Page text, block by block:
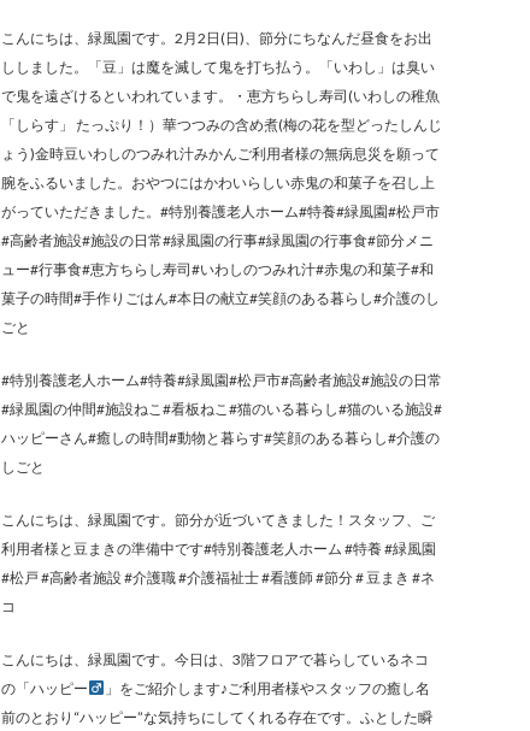
こんにちは、緑風園です。2月2日(日)、節分にちなんだ昼食をお出
ししました。「豆」は魔を滅して鬼を打ち払う。「いわし」は臭い
で鬼を遠ざけるといわれています。・恵方ちらし寿司(いわしの稚魚
「しらす」 たっぷり！）華つつみの含め煮(梅の花を型どったしんじ
ょう)金時豆いわしのつみれ汁みかんご利用者様の無病息災を願って
腕をふるいました。おやつにはかわいらしい赤鬼の和菓子を召し上
がっていただきました。#特別養護老人ホーム#特養#緑風園#松戸市
#高齢者施設#施設の日常#緑風園の行事#緑風園の行事食#節分メニ
ュー#行事食#恵方ちらし寿司#いわしのつみれ汁#赤鬼の和菓子#和
菓子の時間#手作りごはん#本日の献立#笑顔のある暮らし#介護のし
ごと
#特別養護老人ホーム#特養#緑風園#松戸市#高齢者施設#施設の日常
#緑風園の仲間#施設ねこ#看板ねこ#猫のいる暮らし#猫のいる施設#
ハッピーさん#癒しの時間#動物と暮らす#笑顔のある暮らし#介護の
しごと
こんにちは、緑風園です。節分が近づいてきました！スタッフ、ご
利用者様と豆まきの準備中です#特別養護老人ホーム #特養 #緑風園
#松戸 #高齢者施設 #介護職 #介護福祉士 #看護師 #節分 # 豆まき #ネ
コ
こんにちは、緑風園です。今日は、3階フロアで暮らしているネコ
の「ハッピー
」をご紹介します♪ご利用者様やスタッフの癒し名
前のとおり“ハッピー”な気持ちにしてくれる存在です。ふとした瞬